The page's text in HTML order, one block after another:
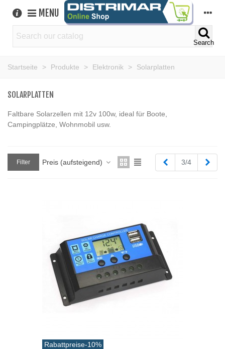
MENU
Search
Startseite > Produkte > Elektronik > Solarplatten
SOLARPLATTEN
Faltbare Solarzellen mit 12v 100w, ideal für Boote,
Campingplätze, Wohnmobil usw.
Filter Preis (aufsteigend) Zurück
3/4
Rabattpreise-10%